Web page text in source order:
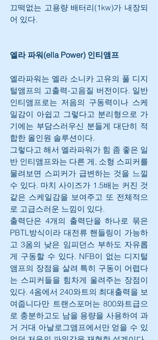
끄떡없는 고용량 배터리(1kw)가 내장되
어 있다.
엘라 파워(ella Power) 인티앰프
엘라파워는 엘라 소니카 고유의 풀 디지
털앰프의 고출력-고음질 버전이다. 일반
인티앰프로는 저음의 구동력이나 스케
일감이 아쉽고 그렇다고 분리형으로 가
기에는 부담스러우신 분들게 대단히 적
합한 올인원 솔루션이다.
그렇다고 해서 엘라파워가 힘 좀 좋은 일
반 인티앰프와는 다른 게, 소형 스피커를
물려보면 스피커가 급변하는 것을 느낄
수 있다. 마치 사이즈가 1.5배는 커진 것
같은 스케일감을 보여주고 또 전체적으
로 고급스러운 느낌이 있다.
출력단은 4개의 출력단을 하나로 묶은
PBTL방식이라 대전류 핸들링이 가능하
고 3옴의 낮은 임피던스 부하도 자유롭
게 구동할 수 있다. NFB이 없는 디지털
앰프의 장점을 살려 특히 구동이 어렵다
는 스피커들을 힘차게 울려주는 장점이
있다. 4옴에서 240와트의 최대출력을 보
여줍니다만 트랜스포머는 800와트급으
로 충분하고도 남을 용량을 사용하여 과
거 거대 아날로그앰프에서만 얻을 수 있